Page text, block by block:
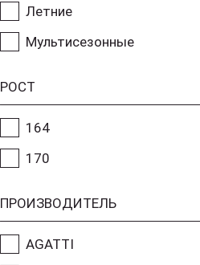
Летние
Мультисезонные
РОСТ
164
170
ПРОИЗВОДИТЕЛЬ
AGATTI